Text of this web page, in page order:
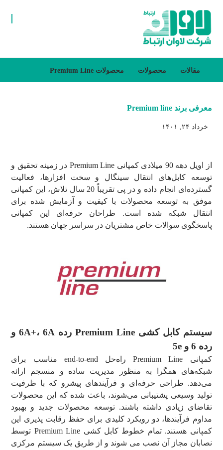
مقالات محصولات محصولات Premium Line
معرفی برند Premium line
خرداد ۲۴, ۱۴۰۱
از اویل دهه 90 میلادی کمپانی Premium Line در زمینه تحقیق و
توسعه کابل‌های انتقال سینگال و سخت افزارها، فعالیت
گسترده‌ای انجام داده و در پی تقریباً 20 سال تلاش، این کمپانی
موفق به توسعه محصولات با کیفیت و آزمایش شده برای
انتقال شبکه شده است. طراحان حرفه‌ای این کمپانی
پاسخگوی سوالات خاص مشتریان در سراسر جهان هستند.
سیستم کابل کشی Premium Line رده 6A+، 6A و
رده 6 و 5e
کمپانی Premium Line راه‌حل end-to-end مناسب برای
شبکه‌های همگرا به منظور مدیریت ساده و منسجم ارائه
می‌دهد. طراحی حرفه‌ای و فرآیندهای پیشرو که با ظرفیت
تولید وسیعی پشتیبانی می‌شوند، باعث شده که این محصولات
تقاضای زیادی داشته باشند. توسعه محصولات جدید و بهبود
مداوم فرآیندها، دو رویکرد کلیدی برای حفظ رقابت پذیری این
کمپانی هستند. تمام خطوط کابل کشی Premium Line توسط
نصابان مجاز آن نصب می شوند و از طریق یک سیستم مرکزی